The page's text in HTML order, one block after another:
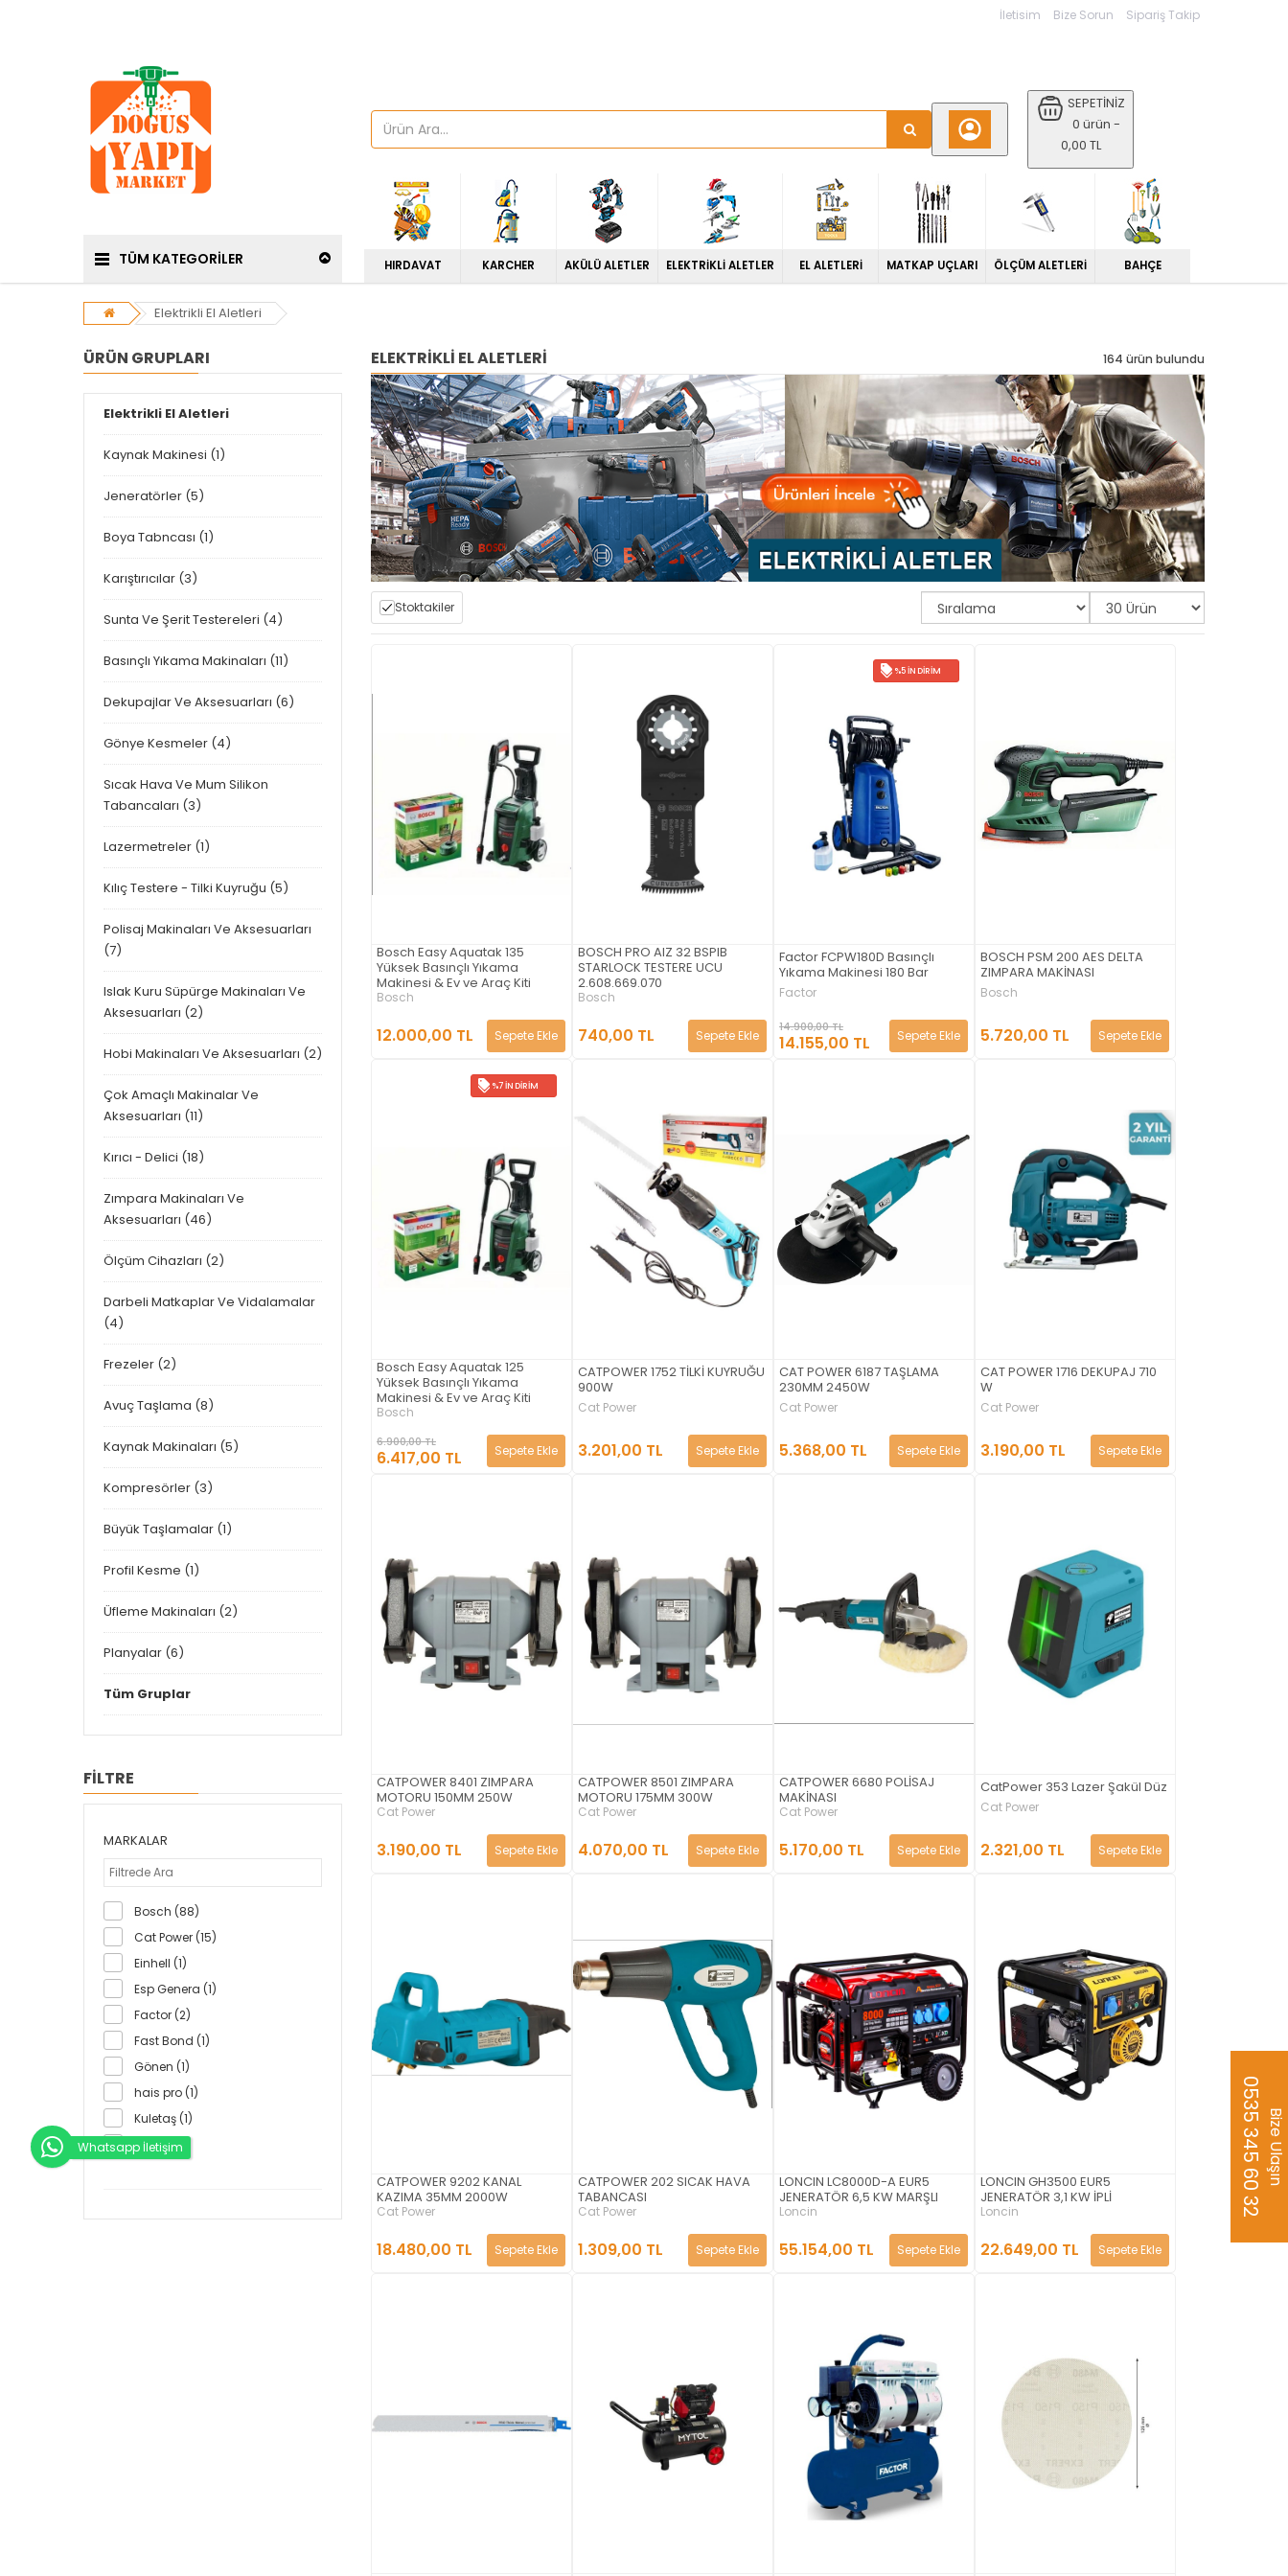
İletisim Bize Sorun Sipariş Takip
SEPETİNİZ
0 ürün -
0,00 TL
TÜM KATEGORİLER BAHÇE
ÖLÇÜM ALETLERİ
MATKAP UÇLARI
EL ALETLERİ
ELEKTRİKLİ ALETLER
AKÜLÜ ALETLER
KARCHER
HIRDAVAT
Elektrikli El Aletleri
ÜRÜN GRUPLARI
Elektrikli El Aletleri
Kaynak Makinesi (1)
Jeneratörler (5)
Boya Tabncası (1)
Karıştırıcılar (3)
Sunta Ve Şerit Testereleri (4)
Basınçlı Yıkama Makinaları (11)
Dekupajlar Ve Aksesuarları (6)
Gönye Kesmeler (4)
Sıcak Hava Ve Mum Silikon
Tabancaları (3)
Lazermetreler (1)
Kılıç Testere - Tilki Kuyruğu (5)
Polisaj Makinaları Ve Aksesuarları
(7)
Islak Kuru Süpürge Makinaları Ve
Aksesuarları (2)
Hobi Makinaları Ve Aksesuarları (2)
Çok Amaçlı Makinalar Ve
Aksesuarları (11)
Kırıcı - Delici (18)
Zımpara Makinaları Ve
Aksesuarları (46)
Ölçüm Cihazları (2)
Darbeli Matkaplar Ve Vidalamalar
(4)
Frezeler (2)
Avuç Taşlama (8)
Kaynak Makinaları (5)
Kompresörler (3)
Büyük Taşlamalar (1)
Profil Kesme (1)
Üfleme Makinaları (2)
Planyalar (6)
Tüm Gruplar
FİLTRE
MARKALAR
Bosch (88)
Cat Power (15)
Einhell (1)
Esp Genera (1)
Factor (2)
Fast Bond (1)
Gönen (1)
hais pro (1)
Kuletaş (1)
LABOR (1)
Lutian (3)
ELEKTRIKLI EL ALETLERI 164 ürün bulundu
Stoktakiler
Bosch Easy Aquatak 135
Yüksek Basınçlı Yıkama
Makinesi & Ev ve Araç Kiti
Bosch
12.000,00 TL Sepete Ekle
BOSCH PRO AIZ 32 BSPIB
STARLOCK TESTERE UCU
2.608.669.070
Bosch
740,00 TL Sepete Ekle
%5 İNDIRIM
Factor FCPW180D Basınçlı
Yıkama Makinesi 180 Bar
Factor
14.900,00 TL
14.155,00 TL Sepete Ekle
BOSCH PSM 200 AES DELTA
ZIMPARA MAKİNASI
Bosch
5.720,00 TL Sepete Ekle
%7 İNDIRIM
Bosch Easy Aquatak 125
Yüksek Basınçlı Yıkama
Makinesi & Ev ve Araç Kiti
Bosch
6.900,00 TL
6.417,00 TL Sepete Ekle
CATPOWER 1752 TİLKİ KUYRUĞU
900W
Cat Power
3.201,00 TL Sepete Ekle
CAT POWER 6187 TAŞLAMA
230MM 2450W
Cat Power
5.368,00 TL Sepete Ekle
CAT POWER 1716 DEKUPAJ 710
W
Cat Power
3.190,00 TL Sepete Ekle
CATPOWER 8401 ZIMPARA
MOTORU 150MM 250W
Cat Power
3.190,00 TL Sepete Ekle
CATPOWER 8501 ZIMPARA
MOTORU 175MM 300W
Cat Power
4.070,00 TL Sepete Ekle
CATPOWER 6680 POLİSAJ
MAKİNASI
Cat Power
5.170,00 TL Sepete Ekle
CatPower 353 Lazer Şakül Düz
Cat Power
2.321,00 TL Sepete Ekle
CATPOWER 9202 KANAL
KAZIMA 35MM 2000W
Cat Power
18.480,00 TL Sepete Ekle
CATPOWER 202 SICAK HAVA
TABANCASI
Cat Power
1.309,00 TL Sepete Ekle
LONCIN LC8000D-A EUR5
JENERATÖR 6,5 KW MARŞLI
Loncin
55.154,00 TL Sepete Ekle
LONCIN GH3500 EUR5
JENERATÖR 3,1 KW İPLİ
Loncin
22.649,00 TL Sepete Ekle
Whatsapp İletişim Bize Ulaşın
0535 345 60 32